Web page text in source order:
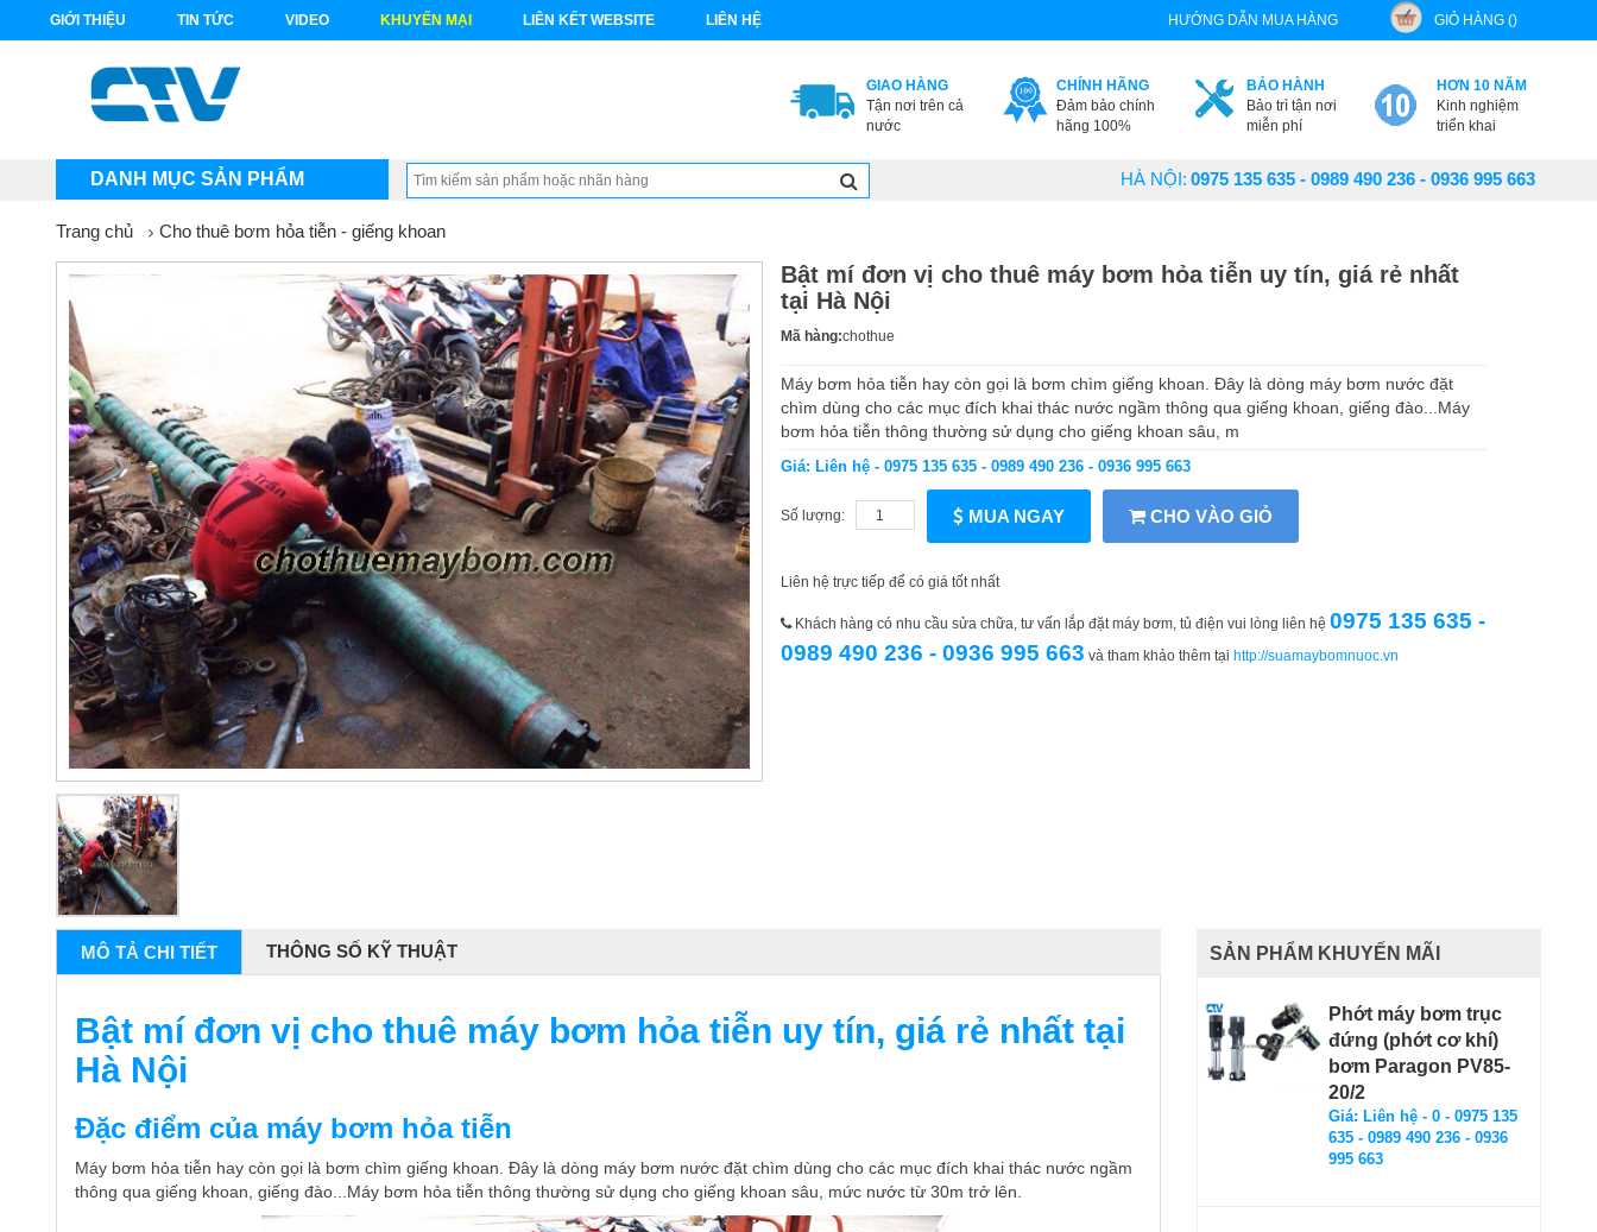
GIỚI THIỆU TIN TỨC VIDEO KHUYẾN MẠI LIÊN KẾT WEBSITE LIÊN HỆ HƯỚNG DẪN MUA HÀNG GIỎ HÀNG ()
GIAO HÀNG
Tận nơi trên cả
nước
CHÍNH HÃNG
Đảm bảo chính
hãng 100%
BẢO HÀNH
Bảo trì tận nơi
miễn phí
HƠN 10 NĂM
Kinh nghiệm
triển khai
DANH MỤC SẢN PHẨM HÀ NỘI: 0975 135 635 - 0989 490 236 - 0936 995 663
Trang chủ Cho thuê bơm hỏa tiễn - giếng khoan
Bật mí đơn vị cho thuê máy bơm hỏa tiễn uy tín, giá rẻ nhất
tại Hà Nội
Mã hàng:chothue
Máy bơm hỏa tiễn hay còn gọi là bơm chìm giếng khoan. Đây là dòng máy bơm nước đặt
chìm dùng cho các mục đích khai thác nước ngầm thông qua giếng khoan, giếng đào...Máy
bơm hỏa tiễn thông thường sử dụng cho giếng khoan sâu, m
Giá: Liên hệ - 0975 135 635 - 0989 490 236 - 0936 995 663
Số lượng: MUA NGAY CHO VÀO GIỎ
Liên hệ trực tiếp để có giá tốt nhất
Khách hàng có nhu cầu sửa chữa, tư vấn lắp đặt máy bơm, tủ điện vui lòng liên hệ 0975 135 635 -
0989 490 236 - 0936 995 663 và tham khảo thêm tại http://suamaybomnuoc.vn
MÔ TẢ CHI TIẾT THÔNG SỐ KỸ THUẬT
Bật mí đơn vị cho thuê máy bơm hỏa tiễn uy tín, giá rẻ nhất tại
Hà Nội
Đặc điểm của máy bơm hỏa tiễn
Máy bơm hỏa tiễn hay còn gọi là bơm chìm giếng khoan. Đây là dòng máy bơm nước đặt chìm dùng cho các mục đích khai thác nước ngầm
thông qua giếng khoan, giếng đào...Máy bơm hỏa tiễn thông thường sử dụng cho giếng khoan sâu, mức nước từ 30m trở lên.
SẢN PHẨM KHUYẾN MÃI
Phớt máy bơm trục
đứng (phớt cơ khí)
bơm Paragon PV85-
20/2
Giá: Liên hệ - 0 - 0975 135
635 - 0989 490 236 - 0936
995 663